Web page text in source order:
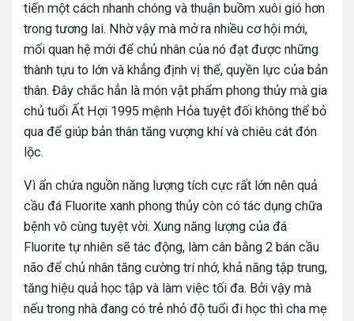
tiến một cách nhanh chóng và thuận buồm xuôi gió hơn
trong tương lai. Nhờ vậy mà mở ra nhiều cơ hội mới,
mối quan hệ mới để chủ nhân của nó đạt được những
thành tựu to lớn và khẳng định vị thế, quyền lực của bản
thân. Đây chắc hẳn là món vật phẩm phong thủy mà gia
chủ tuổi Ất Hợi 1995 mệnh Hỏa tuyệt đối không thể bỏ
qua để giúp bản thân tăng vượng khí và chiêu cát đón
lộc.
Vì ẩn chứa nguồn năng lượng tích cực rất lớn nên quả
cầu đá Fluorite xanh phong thủy còn có tác dụng chữa
bệnh vô cùng tuyệt vời. Xung năng lượng của đá
Fluorite tự nhiên sẽ tác động, làm cân bằng 2 bán cầu
não để chủ nhân tăng cường trí nhớ, khả năng tập trung,
tăng hiệu quả học tập và làm việc tối đa. Bởi vậy mà
nếu trong nhà đang có trẻ nhỏ độ tuổi đi học thì cha mẹ